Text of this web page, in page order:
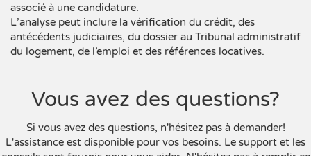
associé à une candidature.
L’analyse peut inclure la vérification du crédit, des
antécédents judiciaires, du dossier au Tribunal administratif
du logement, de l’emploi et des références locatives.
Vous avez des questions?
Si vous avez des questions, n'hésitez pas à demander!
L'assistance est disponible pour vos besoins. Le support et les